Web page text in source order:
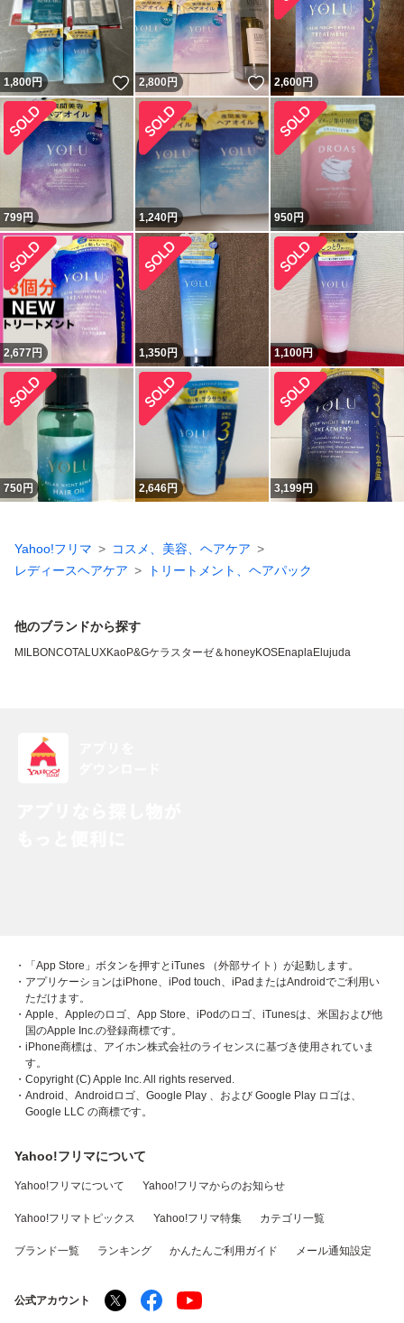
1,800円 いいね！
2,800円 いいね！
2,600円
799円 1,240円 950円
2,677円 1,350円 1,100円
750円 2,646円 3,199円
Yahoo!フリマ
コスメ、美容、ヘアケア
レディースヘアケア
トリートメント、ヘアパック
他のブランドから探す
MILBONCOTALUXKaoP&Gケラスターゼ＆honeyKOSEnaplaElujuda
・「App Store」ボタンを押すとiTunes （外部サイト）が起動します。
・アプリケーションはiPhone、iPod touch、iPadまたはAndroidでご利用い
ただけます。
・Apple、Appleのロゴ、App Store、iPodのロゴ、iTunesは、米国および他
国のApple Inc.の登録商標です。
・iPhone商標は、アイホン株式会社のライセンスに基づき使用されていま
す。
・Copyright (C) Apple Inc. All rights reserved.
・Android、Androidロゴ、Google Play 、および Google Play ロゴは、
Google LLC の商標です。
Yahoo!フリマについて
Yahoo!フリマについて Yahoo!フリマからのお知らせ
Yahoo!フリマトピックス Yahoo!フリマ特集 カテゴリ一覧
ブランド一覧 ランキング かんたんご利用ガイド メール通知設定
公式アカウント